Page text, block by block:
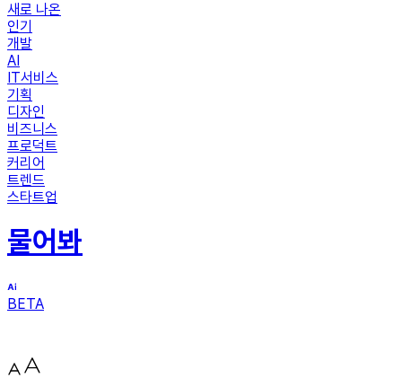
새로 나온
인기
개발
AI
IT서비스
기획
디자인
비즈니스
프로덕트
커리어
트렌드
스타트업
물어봐
BETA